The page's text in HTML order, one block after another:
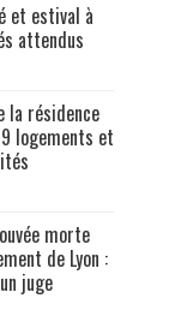
et estival à
attendus
la résidence
logements et
morte
de Lyon :
juge